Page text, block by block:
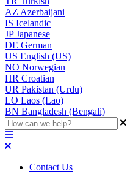
AZ Azerbaijani
IS Icelandic
JPJapanese
DE German
US English (US)
NO Norwegian
HR Croatian
UR Pakistan (Urdu)
LO Laos (Lao)
BN Bangladesh (Bengali)
Contact Us